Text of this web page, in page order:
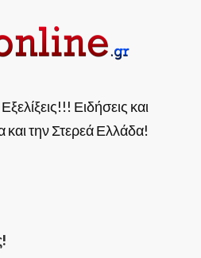
Ειδήσεις και
την Στερεά Ελλάδα!